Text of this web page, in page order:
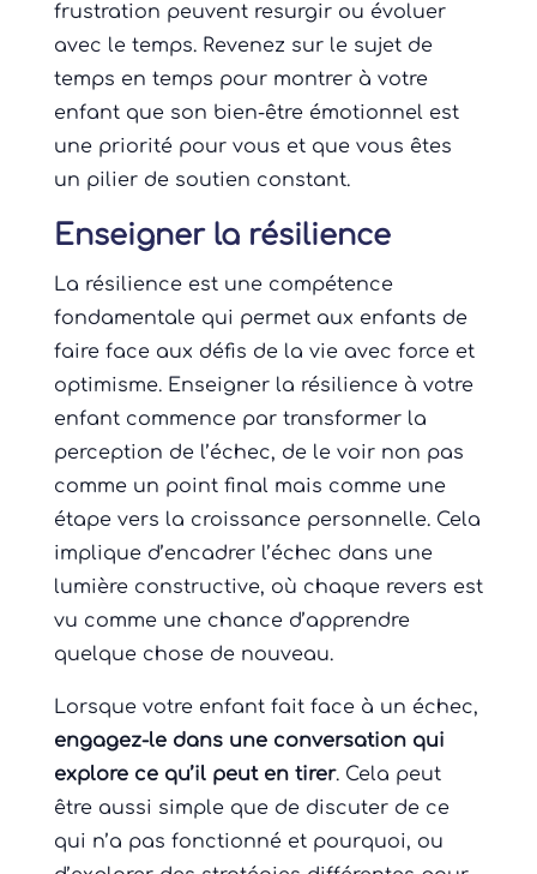
frustration peuvent resurgir ou évoluer
avec le temps. Revenez sur le sujet de
temps en temps pour montrer à votre
enfant que son bien-être émotionnel est
une priorité pour vous et que vous êtes
un pilier de soutien constant.
Enseigner la résilience
La résilience est une compétence
fondamentale qui permet aux enfants de
faire face aux défis de la vie avec force et
optimisme. Enseigner la résilience à votre
enfant commence par transformer la
perception de l’échec, de le voir non pas
comme un point final mais comme une
étape vers la croissance personnelle. Cela
implique d’encadrer l’échec dans une
lumière constructive, où chaque revers est
vu comme une chance d’apprendre
quelque chose de nouveau.
Lorsque votre enfant fait face à un échec,
engagez-le dans une conversation qui
explore ce qu’il peut en tirer. Cela peut
être aussi simple que de discuter de ce
qui n’a pas fonctionné et pourquoi, ou